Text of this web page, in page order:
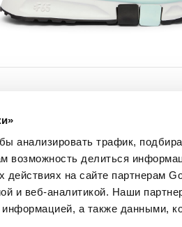
анализировать трафик,
возможность делиться
на сайте партнерам
и веб-аналитикой. Наши
а также данными,